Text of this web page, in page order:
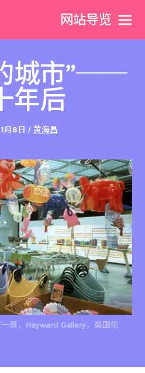
网站导览
月8日 / 黄海昌
城市”──
年后
景，Hayward Gallery，英国伦